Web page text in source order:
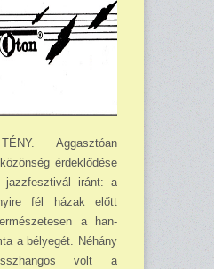
Aggasztóan
érdeklődése
jazz­fesztivál iránt: a
fél házak előtt
a han­
a bélyegét. Néhány
volt a